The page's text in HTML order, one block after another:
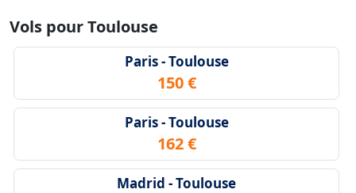
Vols pour Toulouse
Paris - Toulouse
150 €
Paris - Toulouse
162 €
Madrid - Toulouse